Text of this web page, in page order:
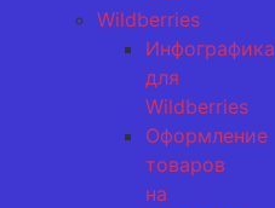
Wildberries
Инфографика
для
Wildberries
Оформление
товаров
на